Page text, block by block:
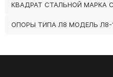
КВАДРАТ СТАЛЬНОЙ МАРКА
ОПОРЫ ТИПА Л8 МОДЕЛЬ Л8-